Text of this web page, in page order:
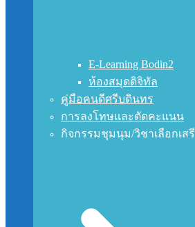
E-Learning Bodin2
ห้องสมุดดิจิทัล
คู่มือคนดีศรีบดินทร
การลงโทษและตัดคะแนน
กิจกรรมชุมนุม/วิชาเลือกเสรี